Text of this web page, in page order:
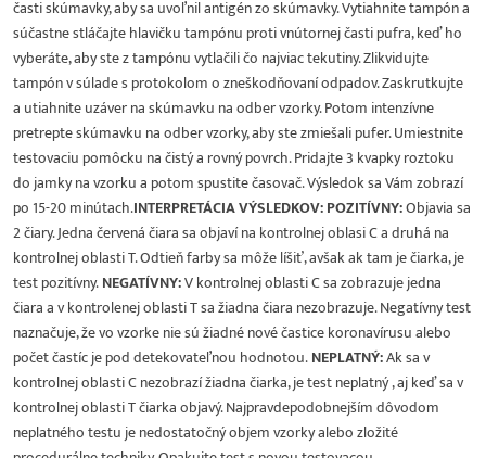
časti skúmavky, aby sa uvoľnil antigén zo skúmavky. Vytiahnite tampón a
súčastne stláčajte hlavičku tampónu proti vnútornej časti pufra, keď ho
vyberáte, aby ste z tampónu vytlačili čo najviac tekutiny. Zlikvidujte
tampón v súlade s protokolom o zneškodňovaní odpadov. Zaskrutkujte
a utiahnite uzáver na skúmavku na odber vzorky. Potom intenzívne
pretrepte skúmavku na odber vzorky, aby ste zmiešali pufer. Umiestnite
testovaciu pomôcku na čistý a rovný povrch. Pridajte 3 kvapky roztoku
do jamky na vzorku a potom spustite časovač. Výsledok sa Vám zobrazí
po 15-20 minútach.INTERPRETÁCIA VÝSLEDKOV:POZITÍVNY:Objavia sa
2 čiary. Jedna červená čiara sa objaví na kontrolnej oblasi C a druhá na
kontrolnej oblasti T. Odtieň farby sa môže líšiť, avšak ak tam je čiarka, je
test pozitívny.NEGATÍVNY:V kontrolnej oblasti C sa zobrazuje jedna
čiara a v kontrolenej oblasti T sa žiadna čiara nezobrazuje. Negatívny test
naznačuje, že vo vzorke nie sú žiadné nové častice koronavírusu alebo
počet častíc je pod detekovateľnou hodnotou.NEPLATNÝ:Ak sa v
kontrolnej oblasti C nezobrazí žiadna čiarka, je test neplatný , aj keď sa v
kontrolnej oblasti T čiarka objavý. Najpravdepodobnejším dôvodom
neplatného testu je nedostatočný objem vzorky alebo zložité